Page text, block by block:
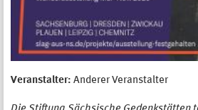
Veranstalter: Anderer Veranstalter